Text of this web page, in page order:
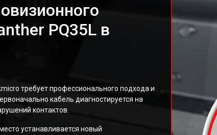
PQ35L в
требует профессионального подхода и
кабель диагностируется на
контактов.
устанавливается новый